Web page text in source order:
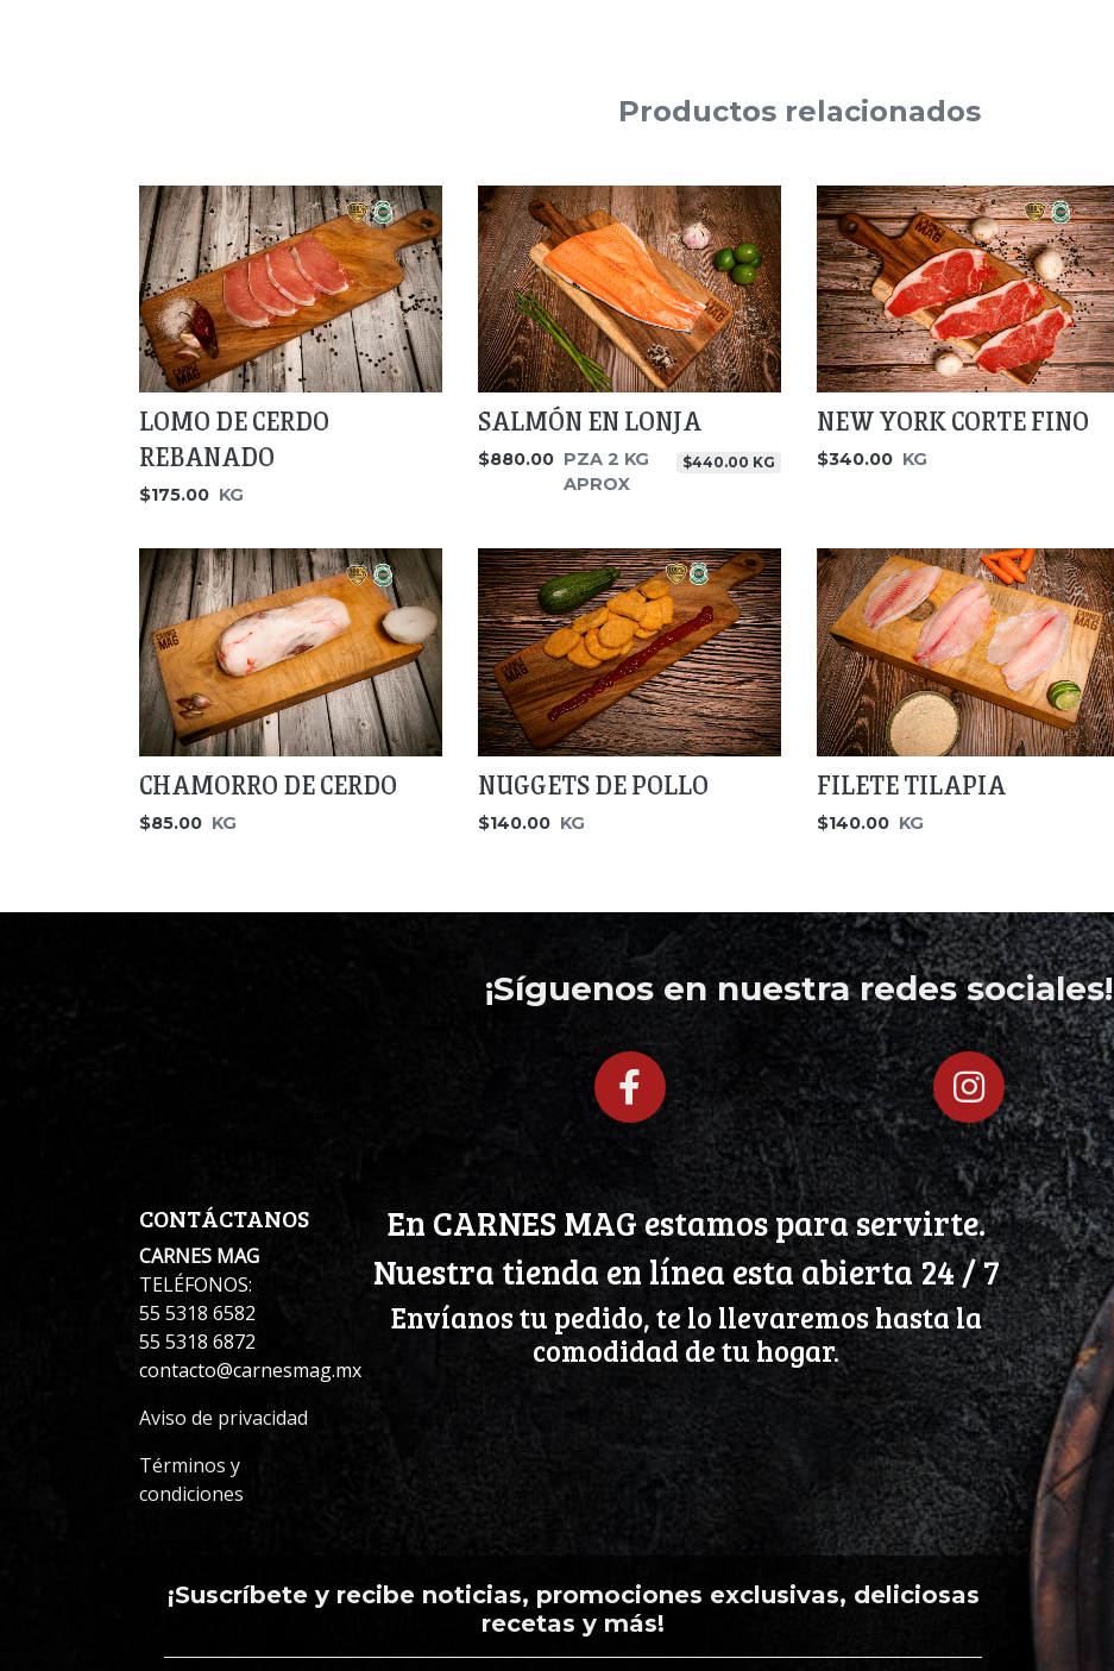
Productos relacionados
LOMO DE CERDO
REBANADO
$175.00 KG
SALMÓN EN LONJA
$880.00 PZA 2 KG
APROX
$440.00 KG
NEW YORK CORTE FINO
$340.00 KG
CHAMORRO DE CERDO
$85.00 KG
NUGGETS DE POLLO
$140.00 KG
FILETE TILAPIA
$140.00 KG
¡Síguenos en nuestra redes sociales!
CONTÁCTANOS
CARNES MAG
TELÉFONOS:
55 5318 6582
55 5318 6872
contacto@carnesmag.mx
Aviso de privacidad
Términos y
condiciones
En CARNES MAG estamos para servirte.
Nuestra tienda en línea esta abierta 24 / 7
Envíanos tu pedido, te lo llevaremos hasta la
comodidad de tu hogar.
¡Suscríbete y recibe noticias, promociones exclusivas, deliciosas
recetas y más!